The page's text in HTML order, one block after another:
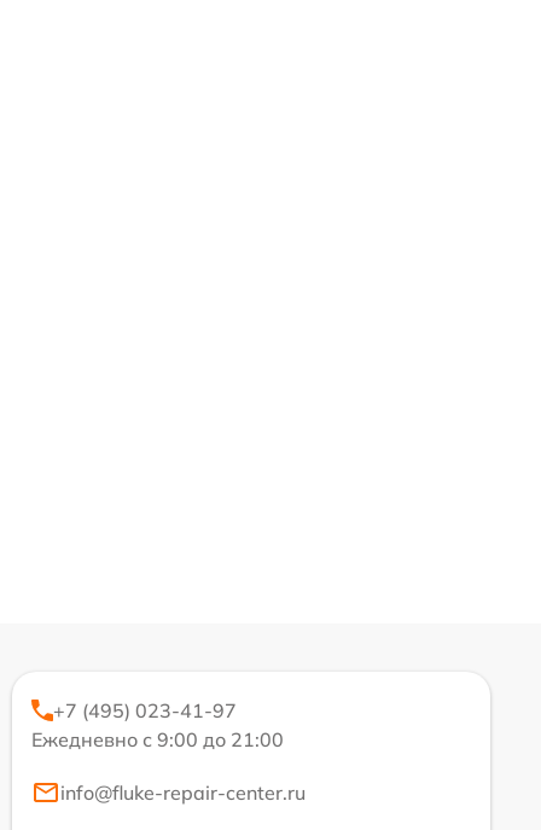
+7 (495) 023-41-97
Ежедневно с 9:00 до 21:00
info@fluke-repair-center.ru